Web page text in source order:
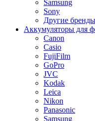
Samsung
Sony
Другие бренды
Аккумуляторы для
Canon
Casio
FujiFilm
GoPro
JVC
Kodak
Leica
Nikon
Panasonic
Samsung